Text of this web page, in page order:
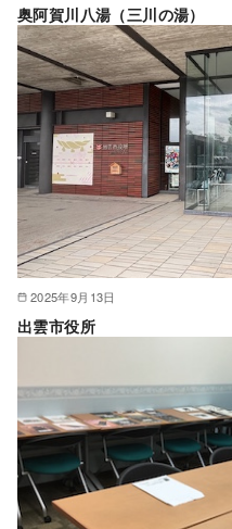
奥阿賀川八湯（三川の湯）
2025年9月13日
出雲市役所